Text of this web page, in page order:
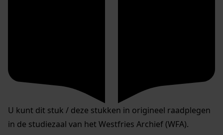
U kunt dit stuk / deze stukken in origineel raadplegen
in de studiezaal van het Westfries Archief (WFA).